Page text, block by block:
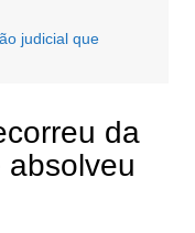
judicial que
da
absolveu